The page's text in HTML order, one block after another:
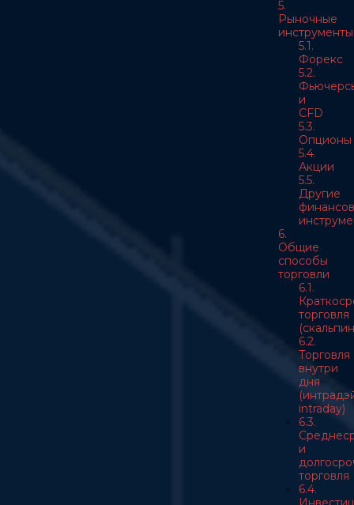
5.
Рыночные
инструменты
5.1.
Форекс
5.2.
и
CFD
5.3.
Опционы
5.4.
Акции
5.5.
Другие
6.
Общие
способы
торговли
6.1.
торговля
6.2.
Торговля
внутри
дня
intraday)
6.3.
и
торговля
6.4.